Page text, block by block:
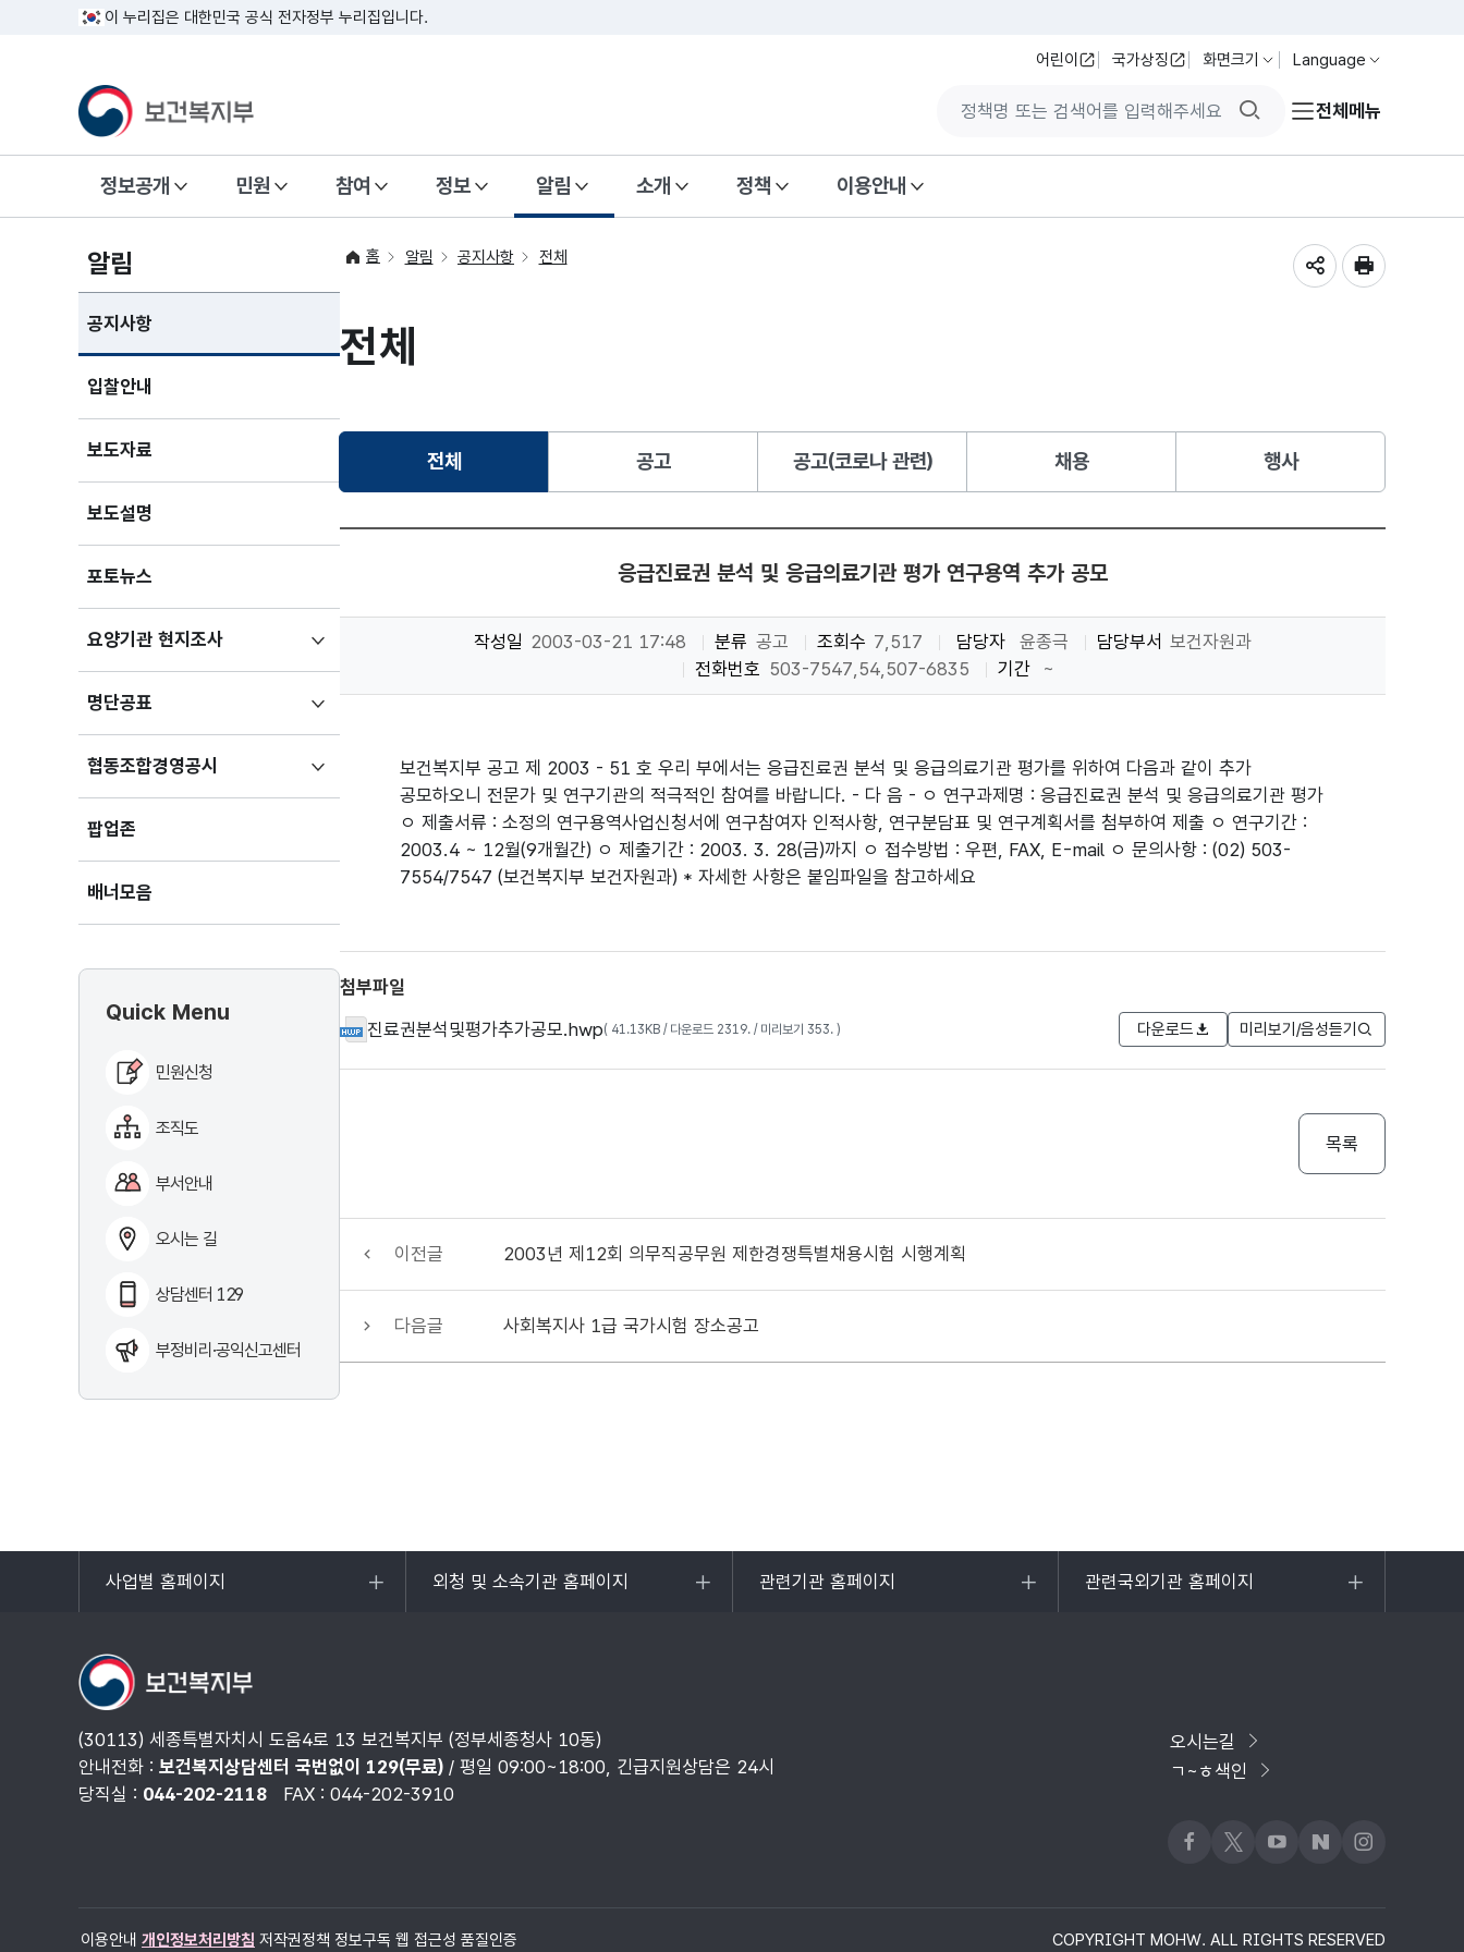
이 누리집은 대한민국 공식 전자정부 누리집입니다.
어린이 국가상징 화면크기 Language
검색버튼전체메뉴
정보공개 민원 참여 정보 알림 소개 정책 이용안내
알림
공지사항
입찰안내
보도자료
보도설명
포토뉴스
요양기관 현지조사하위메뉴
펼치기
명단공표
펼치기
협동조합경영공시
펼치기
팝업존
배너모음
Quick Menu
민원신청
조직도
부서안내
오시는 길
상담센터 129
부정비리·공익신고센터
홈 알림 공지사항 전체
전체
전체선택됨 공고 공고(코로나 관련) 채용 행사
응급진료권 분석 및 응급의료기관 평가 연구용역 추가 공모
작성일 2003-03-21 17:48 분류 공고 조회수 7,517 담당자 윤종극 담당부서 보건자원과
전화번호 503-7547,54,507-6835 기간 ~
보건복지부 공고 제 2003 - 51 호 우리 부에서는 응급진료권 분석 및 응급의료기관 평가를 위하여 다음과 같이 추가
공모하오니 전문가 및 연구기관의 적극적인 참여를 바랍니다. - 다 음 - ㅇ 연구과제명 : 응급진료권 분석 및 응급의료기관 평가
ㅇ 제출서류 : 소정의 연구용역사업신청서에 연구참여자 인적사항, 연구분담표 및 연구계획서를 첨부하여 제출 ㅇ 연구기간 :
2003.4 ~ 12월(9개월간) ㅇ 제출기간 : 2003. 3. 28(금)까지 ㅇ 접수방법 : 우편, FAX, E-mail ㅇ 문의사항 : (02) 503-
7554/7547 (보건복지부 보건자원과) * 자세한 사항은 붙임파일을 참고하세요
첨부파일
진료권분석및평가추가공모.hwp( 41.13KB / 다운로드 2319. / 미리보기 353. ) 다운로드 미리보기/음성듣기
목록
이전글 2003년 제12회 의무직공무원 제한경쟁특별채용시험 시행계획
다음글 사회복지사 1급 국가시험 장소공고
사업별 홈페이지
목록
외청 및 소속기관 홈페이지
목록
관련기관 홈페이지
목록
관련국외기관 홈페이지
목록
(30113) 세종특별자치시 도움4로 13 보건복지부 (정부세종청사 10동)
안내전화 : 보건복지상담센터 국번없이 129(무료) / 평일 09:00~18:00, 긴급지원상담은 24시
당직실 : 044-202-2118 FAX : 044-202-3910
오시는길
ㄱ~ㅎ색인
페이스북
x 유튜브네이버블로그
인스타그램
이용안내 개인정보처리방침 저작권정책 정보구독 웹 접근성 품질인증 COPYRIGHT MOHW. ALL RIGHTS RESERVED